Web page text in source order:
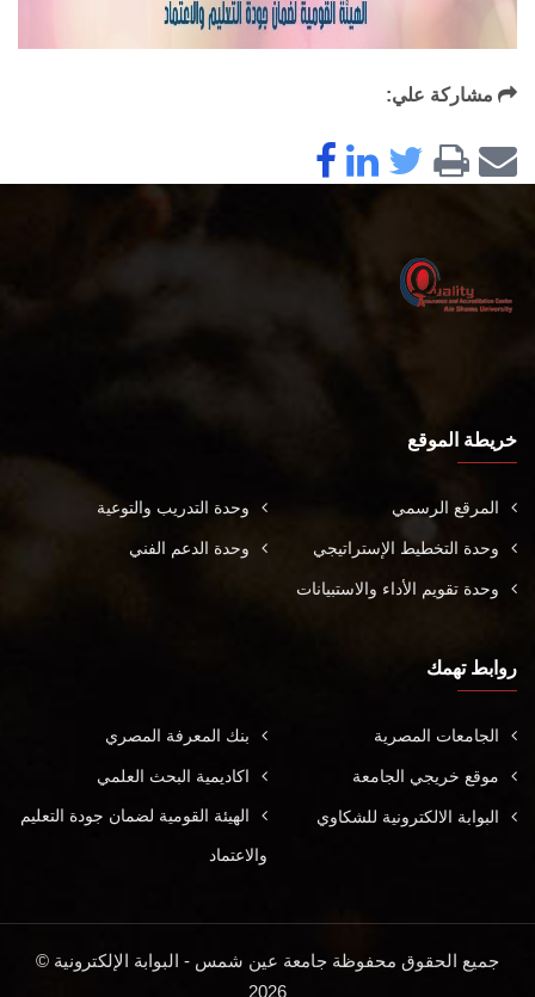
مشاركة علي:
خريطة الموقع
المرقع الرسمي وحدة التدريب والتوعية
وحدة التخطيط الإستراتيجي وحدة الدعم الفني
وحدة تقويم الأداء والاستبيانات
روابط تهمك
الجامعات المصرية بنك المعرفة المصري
موقع خريجي الجامعة اكاديمية البحث العلمي
البوابة الالكترونية للشكاوي الهيئة القومية لضمان جودة التعليم
والاعتماد
جميع الحقوق محفوظة جامعة عين شمس - البوابة الإلكترونية ©
2026